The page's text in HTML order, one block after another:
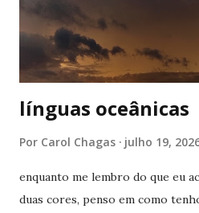
Jackman) rouba um pão para
acaba sendo preso por isso.
tentará recomeçar sua vida e se
línguas oceânicas
Por Carol Chagas julho 19,
enquanto me lembro do que eu
duas cores, penso em como